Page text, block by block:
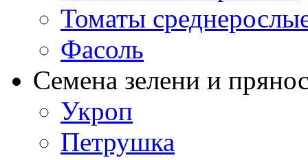
Томаты
Фасоль
Семена зелени и
Укроп
Петрушка